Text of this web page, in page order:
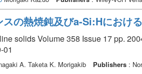
の熱焼鈍及びa-Si:Hにおけ
solids Volume 358 Issue 17 pp.
01
A. Taketa K. Morigakib Publishers :